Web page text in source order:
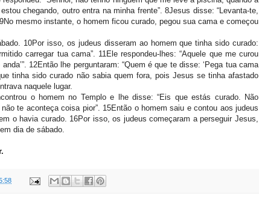
chegando, outro entra na minha frente”. 8Jesus disse: “Levanta-te,
mesmo instante, o homem ficou curado, pegou sua cama e começou
10Por isso, os judeus disseram ao homem que tinha sido curado:
carregar tua cama”. 11Ele respondeu-lhes: “Aquele que me curou
12Então lhe perguntaram: “Quem é que te disse: ‘Pega tua cama
tinha sido curado não sabia quem fora, pois Jesus se tinha afastado
naquele lugar.
o homem no Templo e lhe disse: “Eis que estás curado. Não
te aconteça coisa pior”. 15Então o homem saiu e contou aos judeus
o havia curado. 16Por isso, os judeus começaram a perseguir Jesus,
dia de sábado.